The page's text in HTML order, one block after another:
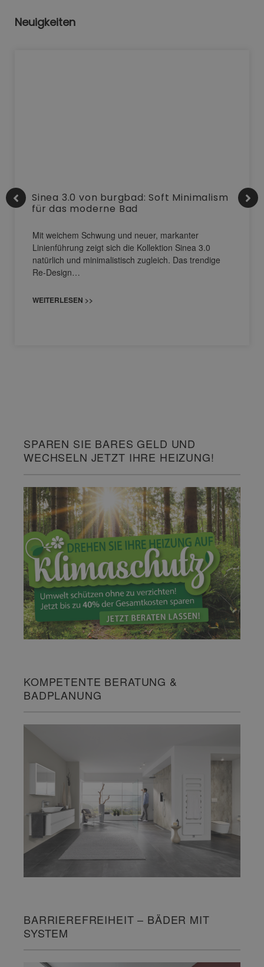
Neuigkeiten
Sinea 3.0 von burgbad: Soft Minimalism
für das moderne Bad
Mit weichem Schwung und neuer, markanter
Linienführung zeigt sich die Kollektion Sinea 3.0
natürlich und minimalistisch zugleich. Das trendige
Re-Design…
WEITERLESEN >>
SPAREN SIE BARES GELD UND
WECHSELN JETZT IHRE HEIZUNG!
KOMPETENTE BERATUNG &
BADPLANUNG
BARRIEREFREIHEIT – BÄDER MIT
SYSTEM